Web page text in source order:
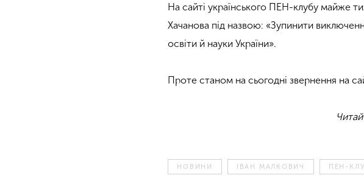
На сайті українського ПЕН-клубу майже
Хачанова під назвою: «Зупинити
освіти й науки України».
Проте станом на сьогодні звернення на
НОВИНИ ІВАН МАЛКОВИЧ ПЕН-